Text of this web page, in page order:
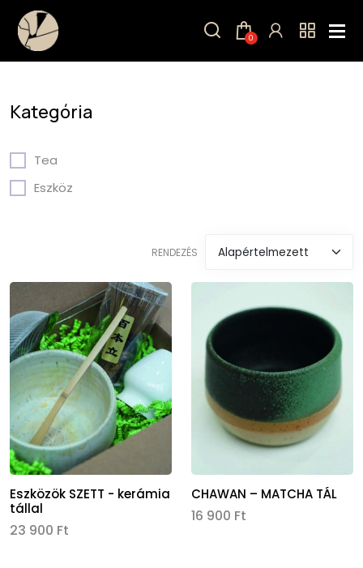
Ugrás a tartalomra
0
Kategória
Tea
Eszköz
RENDEZÉS
Kép
Eszközök SZETT - kerámia
tállal
23 900 Ft
CHAWAN – MATCHA TÁL
16 900 Ft